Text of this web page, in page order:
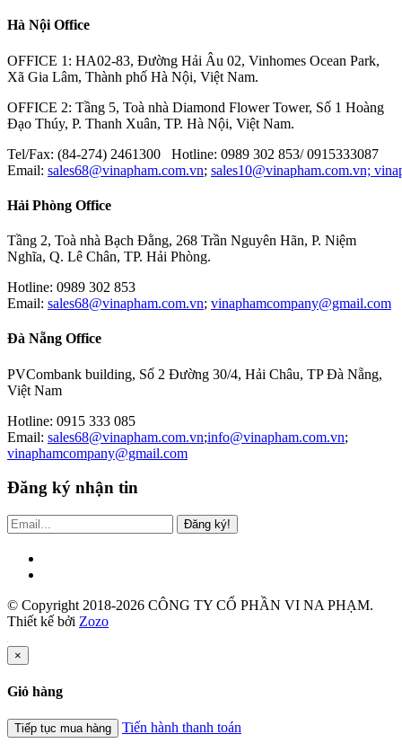
Hà Nội Office
OFFICE 1: HA02-83, Đường Hải Âu 02, Vinhomes Ocean Park,
Xã Gia Lâm, Thành phố Hà Nội, Việt Nam.
OFFICE 2: Tầng 5, Toà nhà Diamond Flower Tower, Số 1 Hoàng
Đạo Thúy, P. Thanh Xuân, TP. Hà Nội, Việt Nam.
Tel/Fax: (84-274) 2461300 Hotline: 0989 302 853/ 0915333087
Email: sales68@vinapham.com.vn; sales10@vinapham.com.vn;
Hải Phòng Office
Tầng 2, Toà nhà Bạch Đằng, 268 Trần Nguyên Hãn, P. Niệm
Nghĩa, Q. Lê Chân, TP. Hải Phòng.
Hotline: 0989 302 853
Email: sales68@vinapham.com.vn; vinaphamcompany@gmail.com
Đà Nẵng Office
PVCombank building, Số 2 Đường 30/4, Hải Châu, TP Đà Nẵng,
Việt Nam
Hotline: 0915 333 085
Email: sales68@vinapham.com.vn;info@vinapham.com.vn;
vinaphamcompany@gmail.com
Đăng ký nhận tin
Đăng ký!
© Copyright 2018-2026 CÔNG TY CỔ PHẦN VI NA PHẠM.
Thiết kế bởi Zozo
×
Giỏ hàng
Tiếp tục mua hàng Tiến hành thanh toán